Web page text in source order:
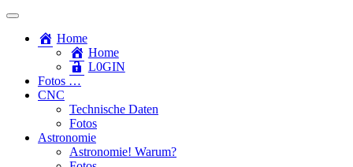
Toggle
search
field
Home
Home
L​0​​GIN
Fotos …
CNC
Technische Daten
Fotos
Astronomie
Astronomie! Warum?